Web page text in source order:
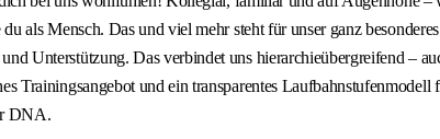
als Mensch. Das und viel mehr steht für unser ganz
Unterstützung. Das verbindet uns hierarchieübergreifend –
Trainingsangebot und ein transparentes
DNA.